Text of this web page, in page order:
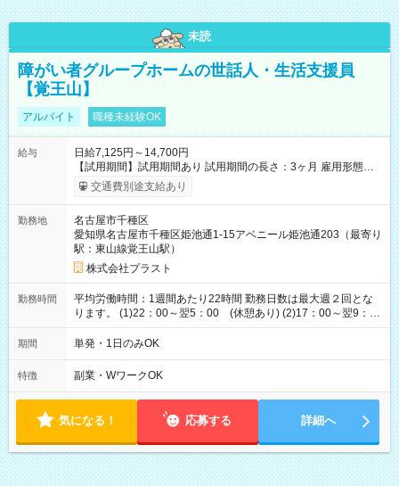
未読
障がい者グループホームの世話人・生活支援員
【覚王山】
アルバイト 職種未経験OK
給与
日給7,125円～14,700円
【試用期間】試用期間あり 試用期間の長さ：3ヶ月 雇用形態、
給与は本採用時と同じです。
交通費別途支給あり
勤務地
名古屋市千種区
愛知県名古屋市千種区姫池通1-15アベニール姫池通203（最寄り
駅：東山線覚王山駅）
株式会社プラスト
勤務時間
平均労働時間：1週間あたり22時間 勤務日数は最大週２回とな
ります。 (1)22：00～翌5：00 (休憩あり) (2)17：00～翌9：
00 (休憩あり) ３６協定提出済 平均労働時間：1週間あたり22
時間 勤務日数は最大週２回となります。 (1)22：00～翌5：00
期間 単発・1日のみOK
特徴 副業・WワークOK
気になる！ 応募する 詳細へ